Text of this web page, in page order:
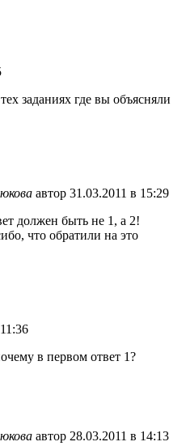
заданиях где вы объясняли
автор 31.03.2011 в 15:29
должен быть не 1, а 2!
что обратили на это
в первом ответ 1?
автор 28.03.2011 в 14:13